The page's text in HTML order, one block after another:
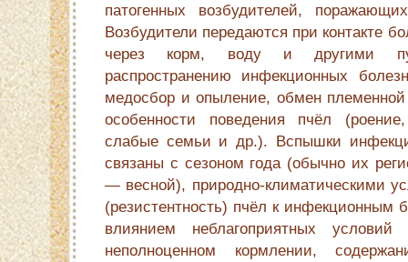
патогенных возбудителей,
Возбудители передаются при контакте
через корм, воду и другими
распространению инфекционных
медосбор и опыление, обмен племенной
особенности поведения пчёл
слабые семьи и др.). Вспышки
связаны с сезоном года (обычно их
— весной), природно-климатическими
(резистентность) пчёл к инфекционным
влиянием неблагоприятных
неполноценном кормлении,